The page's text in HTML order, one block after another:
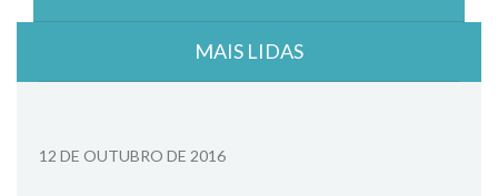
MAIS LIDAS
12 DE OUTUBRO DE 2016